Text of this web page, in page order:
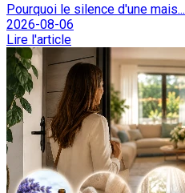
Pourquoi le silence d'une mais...
2026-08-06
Lire l'article